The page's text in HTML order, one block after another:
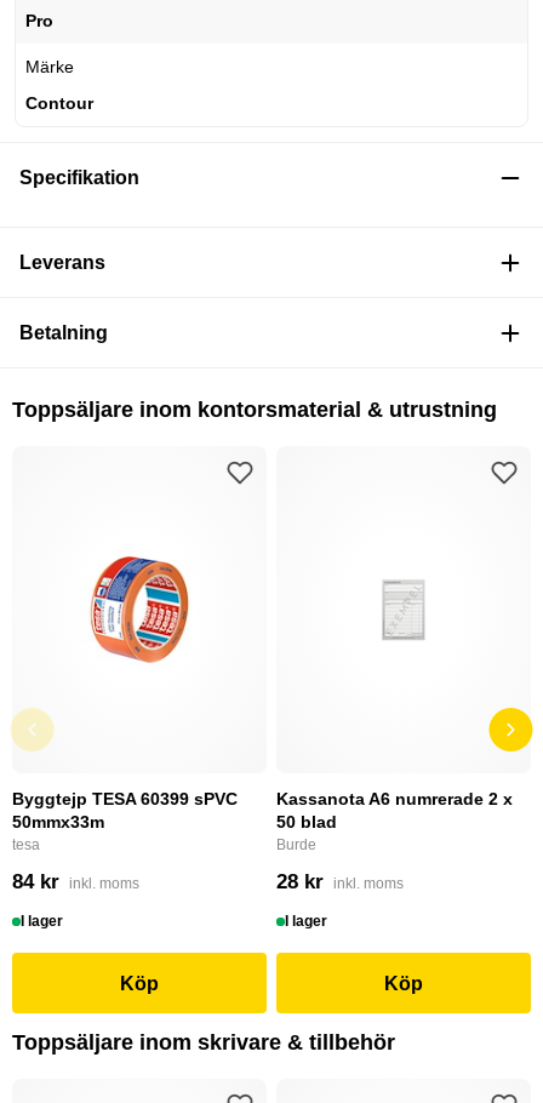
Pro
Märke
Contour
Specifikation
Leverans
Betalning
Toppsäljare inom kontorsmaterial & utrustning
Byggtejp TESA 60399 sPVC
50mmx33m
tesa
84 kr inkl. moms
I lager
Köp
Kassanota A6 numrerade 2 x
50 blad
Burde
28 kr inkl. moms
I lager
Köp
Toppsäljare inom skrivare & tillbehör